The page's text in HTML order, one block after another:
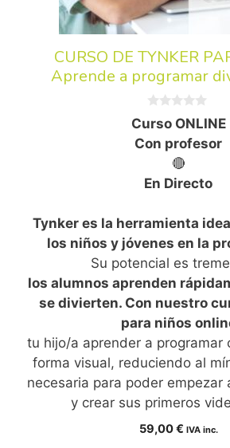
CURSO DE TYNKER
Aprende a programar
d
e
5
Curso ONLINE
Con profesor
🔴
En Directo
Tynker es la herramienta
los niños y jóvenes en la
Su potencial es
los alumnos aprenden
se divierten. Con nuestro
para niños
tu hijo/a aprender a programar
forma visual, reduciendo al
necesaria para poder empezar
y crear sus primeros
59,00€ IVA inc.